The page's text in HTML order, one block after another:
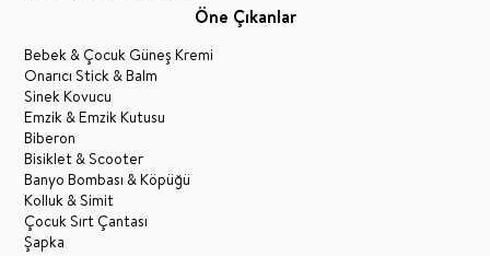
Öne Çıkanlar
Bebek & Çocuk Güneş Kremi
Onarıcı Stick & Balm
Sinek Kovucu
Emzik & Emzik Kutusu
Biberon
Bisiklet & Scooter
Banyo Bombası & Köpüğü
Kolluk & Simit
Çocuk Sırt Çantası
Şapka